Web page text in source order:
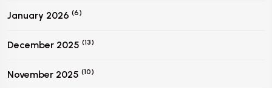
January 2026 (6)
December 2025 (13)
November 2025 (10)